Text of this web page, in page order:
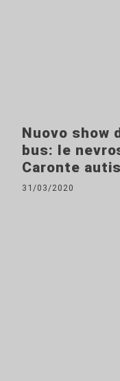
Nuovo show
bus: le
Caronte
31/03/2020